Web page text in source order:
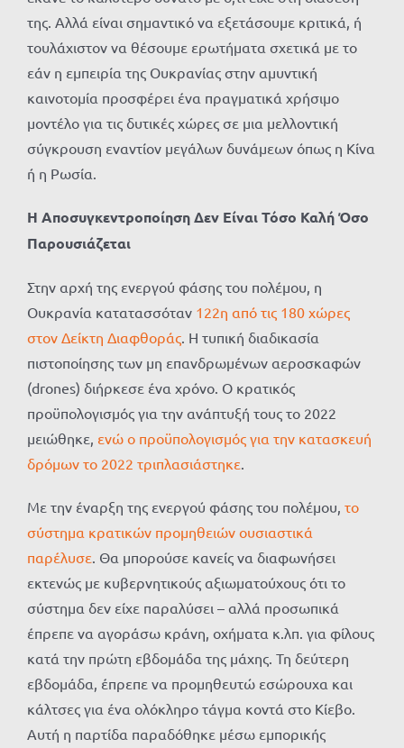
της. Αλλά είναι σημαντικό να εξετάσουμε κριτικά, ή
τουλάχιστον να θέσουμε ερωτήματα σχετικά με το
εάν η εμπειρία της Ουκρανίας στην αμυντική
καινοτομία προσφέρει ένα πραγματικά χρήσιμο
μοντέλο για τις δυτικές χώρες σε μια μελλοντική
σύγκρουση εναντίον μεγάλων δυνάμεων όπως η Κίνα
ή η Ρωσία.
Η Αποσυγκεντροποίηση Δεν Είναι Τόσο Καλή Όσο
Παρουσιάζεται
Στην αρχή της ενεργού φάσης του πολέμου, η
Ουκρανία κατατασσόταν 122η από τις 180 χώρες
στον Δείκτη Διαφθοράς. Η τυπική διαδικασία
πιστοποίησης των μη επανδρωμένων αεροσκαφών
(drones) διήρκεσε ένα χρόνο. Ο κρατικός
προϋπολογισμός για την ανάπτυξή τους το 2022
μειώθηκε, ενώ ο προϋπολογισμός για την κατασκευή
δρόμων το 2022 τριπλασιάστηκε.
Με την έναρξη της ενεργού φάσης του πολέμου, το
σύστημα κρατικών προμηθειών ουσιαστικά
παρέλυσε. Θα μπορούσε κανείς να διαφωνήσει
εκτενώς με κυβερνητικούς αξιωματούχους ότι το
σύστημα δεν είχε παραλύσει – αλλά προσωπικά
έπρεπε να αγοράσω κράνη, οχήματα κ.λπ. για φίλους
κατά την πρώτη εβδομάδα της μάχης. Τη δεύτερη
εβδομάδα, έπρεπε να προμηθευτώ εσώρουχα και
κάλτσες για ένα ολόκληρο τάγμα κοντά στο Κίεβο.
Αυτή η παρτίδα παραδόθηκε μέσω εμπορικής